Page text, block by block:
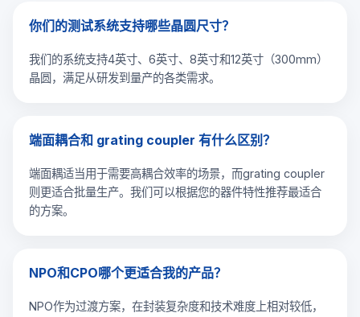
你们的测试系统支持哪些晶圆尺寸？
我们的系统支持4英寸、6英寸、8英寸和12英寸（300mm）
晶圆，满足从研发到量产的各类需求。
端面耦合和 grating coupler 有什么区别？
端面耦适当用于需要高耦合效率的场景，而grating coupler
则更适合批量生产。我们可以根据您的器件特性推荐最适合
的方案。
NPO和CPO哪个更适合我的产品？
NPO作为过渡方案，在封装复杂度和技术难度上相对较低，